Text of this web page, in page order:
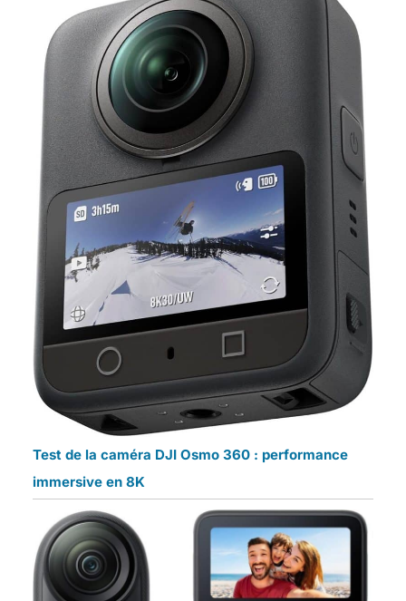
Test de la caméra DJI Osmo 360 : performance
immersive en 8K